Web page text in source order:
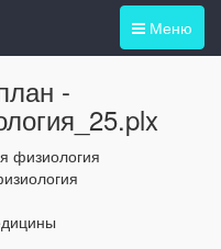
Меню
-
физиология